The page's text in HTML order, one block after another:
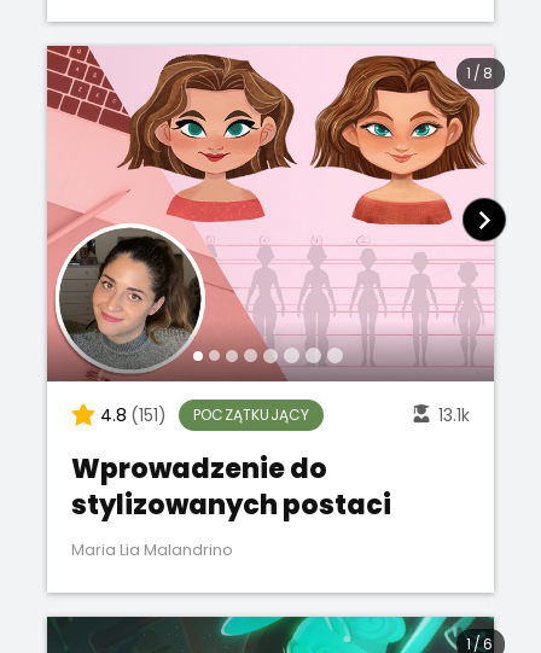
4.8 (151) POCZĄTKUJĄCY 13.1k
Wprowadzenie do
stylizowanych postaci
Maria Lia Malandrino
1 / 8
1/6